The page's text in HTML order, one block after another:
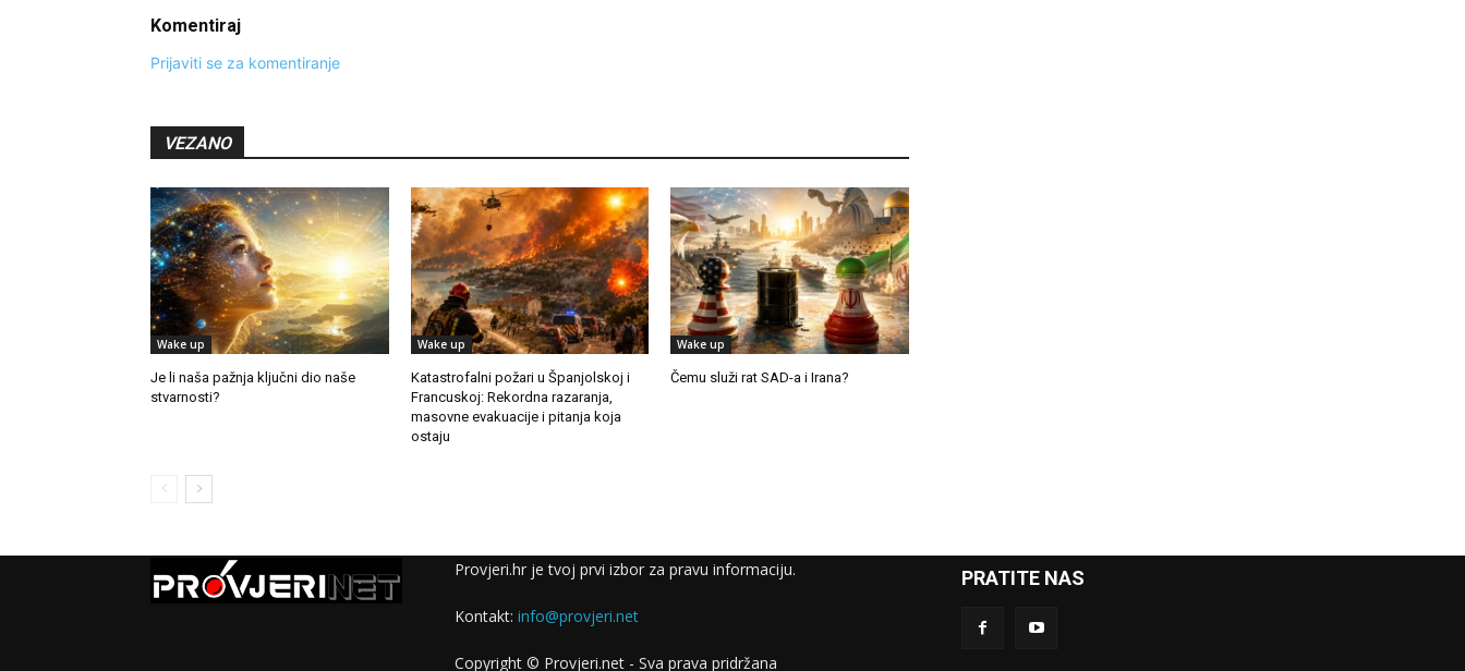
Komentiraj
Prijaviti se za komentiranje
VEZANO
Wake up
Je li naša pažnja ključni dio naše
stvarnosti?
Wake up
Katastrofalni požari u Španjolskoj i
Francuskoj: Rekordna razaranja,
masovne evakuacije i pitanja koja
ostaju
Wake up
Čemu služi rat SAD-a i Irana?
Provjeri.hr je tvoj prvi izbor za pravu informaciju.
Kontakt: info@provjeri.net
Copyright © Provjeri.net - Sva prava pridržana
PRATITE NAS